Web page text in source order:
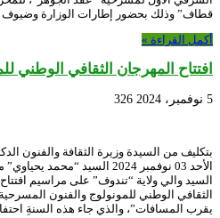
قطاف” وذلك بحضور إطارات الوزارة وضيوف
أكمل القراءة »
افتتاح المهرجان الثقافي الوطني
5 نوفمبر، 2024 326
بتكليف من السيدة وزيرة الثقافة والفنون
الأحد 03 نوفمبر 2024 السيد
الثقافي الوطني للمونولوج والفنون
يقرب المسافات”، والذي جاء هذه السنةِ